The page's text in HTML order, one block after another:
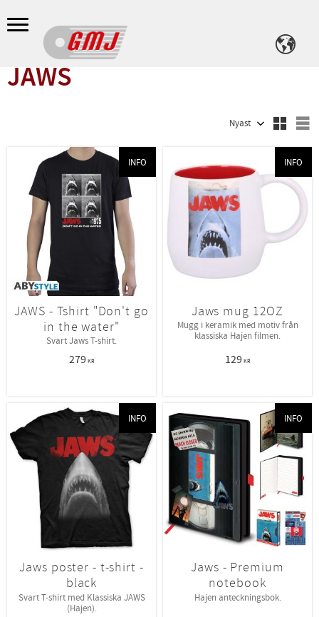
Meny
JAWS
JAWS - Tshirt "Don't go
in the water"
Svart Jaws T-shirt.
279KR
INFO
Jaws mug 12OZ
Mugg i keramik med motiv från
klassiska Hajen filmen.
129KR
INFO
Jaws poster - t-shirt -
black
Svart T-shirt med Klassiska JAWS
(Hajen).
INFO
Jaws - Premium
notebook
Hajen anteckningsbok.
INFO